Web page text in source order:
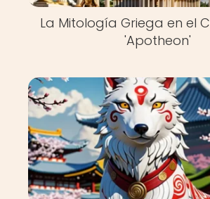
La Mitología Griega en el
'Apotheon'